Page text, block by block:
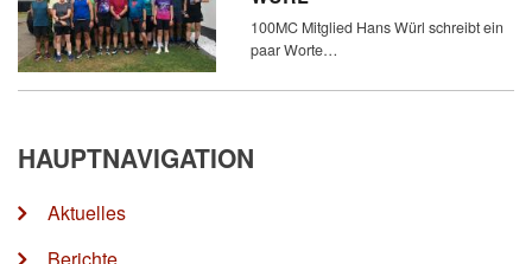
100MC Mitglied Hans Würl schreibt ein
paar Worte…
HAUPTNAVIGATION
Aktuelles
Berichte